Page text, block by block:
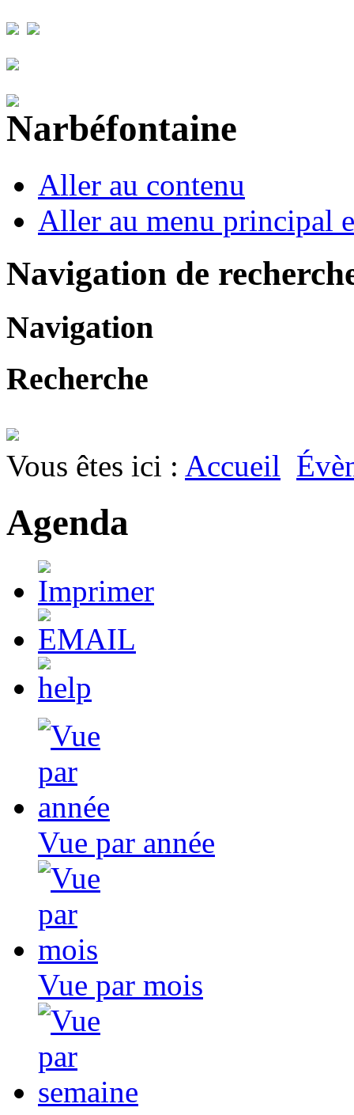
Aller au contenu
Aller au menu principal
Navigation de
Navigation
Recherche
Vous êtes ici : Accueil
Agenda
Vue par année
Vue par mois